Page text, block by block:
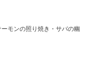
モンの照り焼き・サバの幽